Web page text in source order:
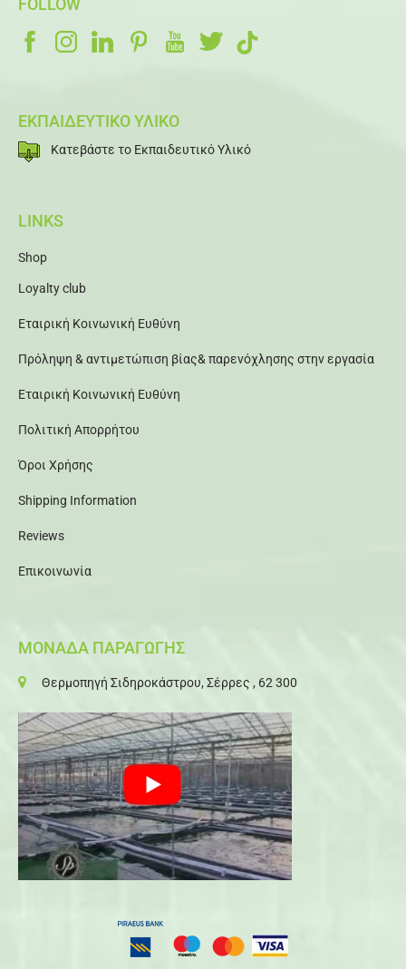
ΕΚΠΑΙΔΕΥΤΙΚΟ ΥΛΙΚΟ
Κατεβάστε το Εκπαιδευτικό Υλικό
LINKS
Shop
Loyalty club
Εταιρική Κοινωνική Ευθύνη
Πρόληψη & αντιμετώπιση βίας& παρενόχλησης στην εργασία
Εταιρική Κοινωνική Ευθύνη
Πολιτική Απορρήτου
Όροι Χρήσης
Shipping Information
Reviews
Επικοινωνία
ΜΟΝΑΔΑ ΠΑΡΑΓΩΓΗΣ
Θερμοπηγή Σιδηροκάστρου, Σέρρες , 62 300